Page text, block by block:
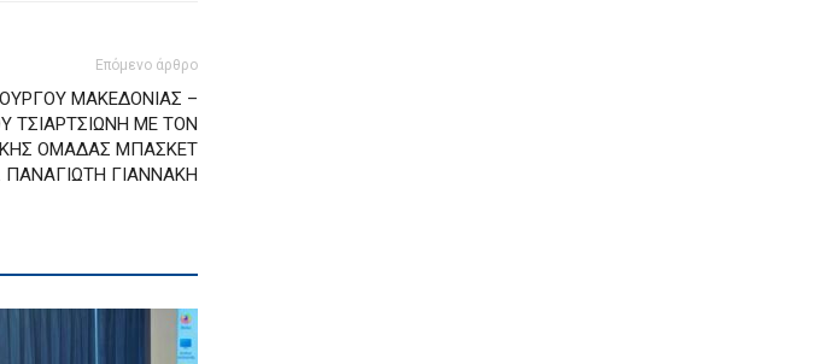
Επόμενο άρθρο
ΜΑΚΕΔΟΝΙΑΣ –
ΤΣΙΑΡΤΣΙΩΝΗ ΜΕ ΤΟΝ
ΟΜΑΔΑΣ ΜΠΑΣΚΕΤ
ΠΑΝΑΓΙΩΤΗ ΓΙΑΝΝΑΚΗ